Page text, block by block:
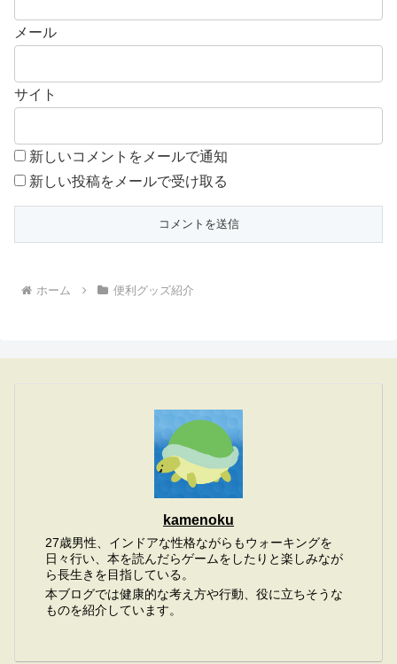
メール
サイト
新しいコメントをメールで通知
新しい投稿をメールで受け取る
ホーム 便利グッズ紹介
kamenoku
27歳男性、インドアな性格ながらもウォーキングを
日々行い、本を読んだらゲームをしたりと楽しみなが
ら長生きを目指している。
本ブログでは健康的な考え方や行動、役に立ちそうな
ものを紹介しています。